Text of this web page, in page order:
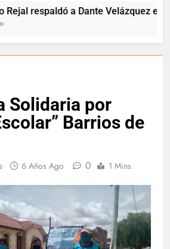
respaldó a Dante Velázquez en el
Solidaria por
Barrios de
6 Años Ago 0 1 Mins